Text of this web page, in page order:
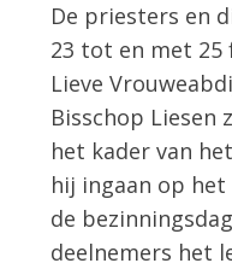
De priesters en
23 tot en met 25
Lieve
Bisschop Liesen
het kader van
hij ingaan op het
de
deelnemers het